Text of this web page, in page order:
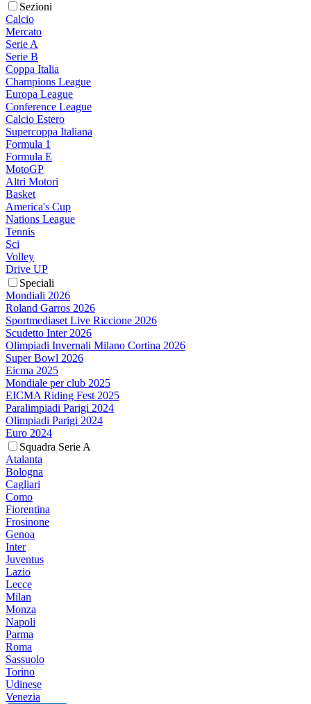
Sezioni
Calcio
Mercato
Serie A
Serie B
Coppa Italia
Champions League
Europa League
Conference League
Calcio Estero
Supercoppa Italiana
Formula 1
Formula E
MotoGP
Altri Motori
Basket
America's Cup
Nations League
Tennis
Sci
Volley
Drive UP
Speciali
Mondiali 2026
Roland Garros 2026
Sportmediaset Live Riccione 2026
Scudetto Inter 2026
Olimpiadi Invernali Milano Cortina 2026
Super Bowl 2026
Eicma 2025
Mondiale per club 2025
EICMA Riding Fest 2025
Paralimpiadi Parigi 2024
Olimpiadi Parigi 2024
Euro 2024
Squadra Serie A
Atalanta
Bologna
Cagliari
Como
Fiorentina
Frosinone
Genoa
Inter
Juventus
Lazio
Lecce
Milan
Monza
Napoli
Parma
Roma
Sassuolo
Torino
Udinese
Venezia